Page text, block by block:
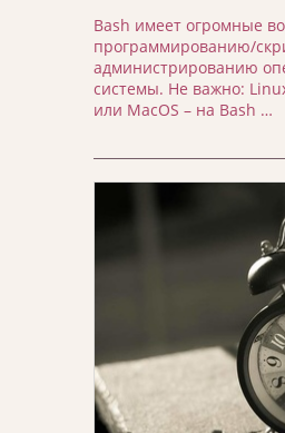
Bash имеет огромные
программированию/
администрированию
системы. Не важно:
или MacOS – на Bash …